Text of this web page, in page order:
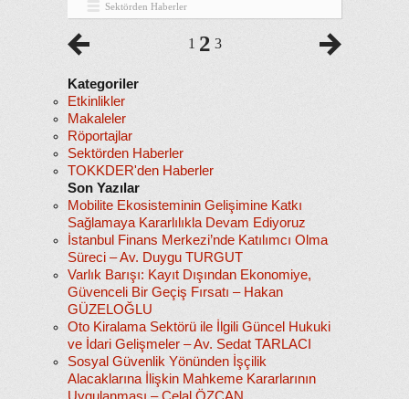
Sektörden Haberler
1 2 3
Kategoriler
Etkinlikler
Makaleler
Röportajlar
Sektörden Haberler
TOKKDER'den Haberler
Son Yazılar
Mobilite Ekosisteminin Gelişimine Katkı
Sağlamaya Kararlılıkla Devam Ediyoruz
İstanbul Finans Merkezi’nde Katılımcı Olma
Süreci – Av. Duygu TURGUT
Varlık Barışı: Kayıt Dışından Ekonomiye,
Güvenceli Bir Geçiş Fırsatı – Hakan
GÜZELOĞLU
Oto Kiralama Sektörü ile İlgili Güncel Hukuki
ve İdari Gelişmeler – Av. Sedat TARLACI
Sosyal Güvenlik Yönünden İşçilik
Alacaklarına İlişkin Mahkeme Kararlarının